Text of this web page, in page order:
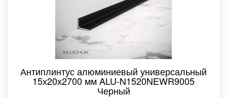
Антиплинтус алюминиевый универсальный
15х20х2700 мм ALU-N1520NEWR9005
Черный